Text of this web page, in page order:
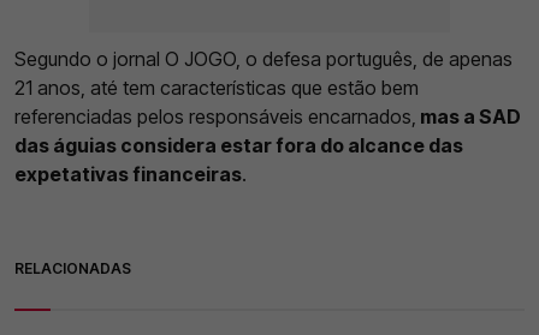
Segundo o jornal O JOGO, o defesa português, de apenas
21 anos, até tem características que estão bem
referenciadas pelos responsáveis encarnados, mas a SAD
das águias considera estar fora do alcance das
expetativas financeiras.
RELACIONADAS